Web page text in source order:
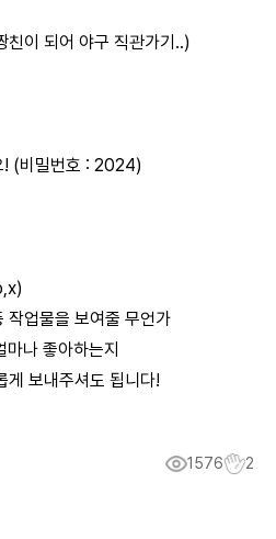
친이 되어 야구 직관가기..)
! (비밀번호 : 2024)
작업물을 보여줄 무언가
마나 좋아하는지
게 보내주셔도 됩니다!
1576 2